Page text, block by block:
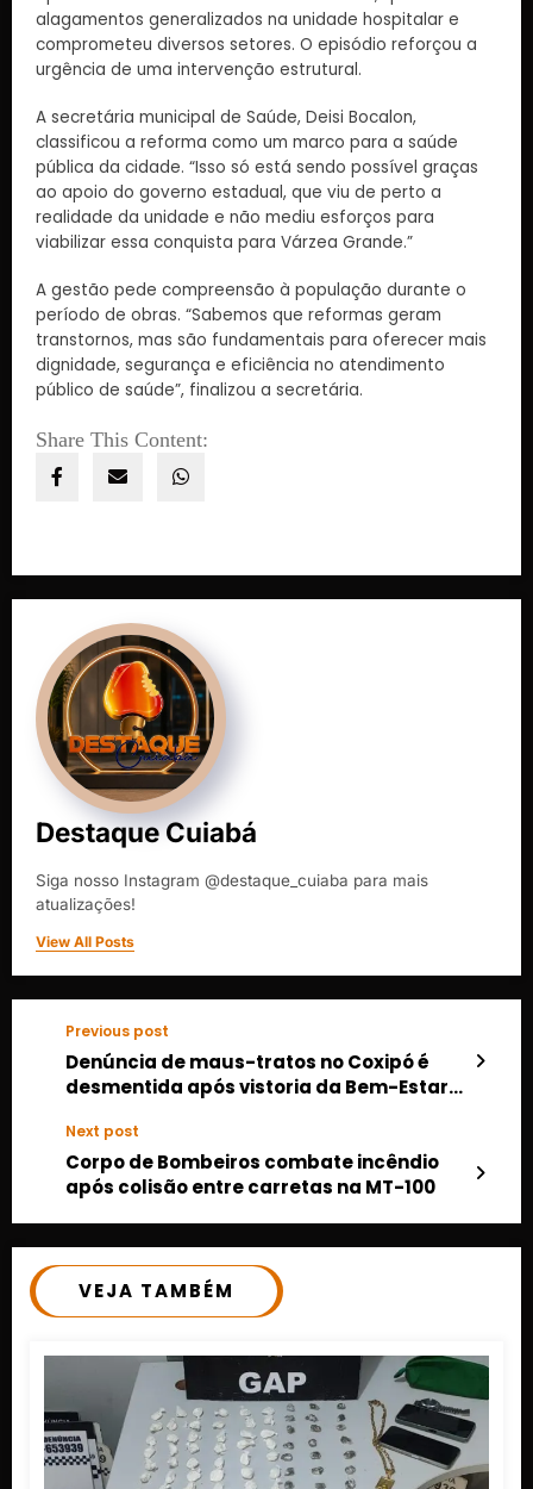
alagamentos generalizados na unidade hospitalar e
comprometeu diversos setores. O episódio reforçou a
urgência de uma intervenção estrutural.
A secretária municipal de Saúde, Deisi Bocalon,
classificou a reforma como um marco para a saúde
pública da cidade. “Isso só está sendo possível graças
ao apoio do governo estadual, que viu de perto a
realidade da unidade e não mediu esforços para
viabilizar essa conquista para Várzea Grande.”
A gestão pede compreensão à população durante o
período de obras. “Sabemos que reformas geram
transtornos, mas são fundamentais para oferecer mais
dignidade, segurança e eficiência no atendimento
público de saúde”, finalizou a secretária.
Share This Content:
Destaque Cuiabá
Siga nosso Instagram @destaque_cuiaba para mais
atualizações!
View All Posts
Previous post
Denúncia de maus-tratos no Coxipó é
desmentida após vistoria da Bem-Estar
Next post
Corpo de Bombeiros combate incêndio
após colisão entre carretas na MT-100
VEJA TAMBÉM